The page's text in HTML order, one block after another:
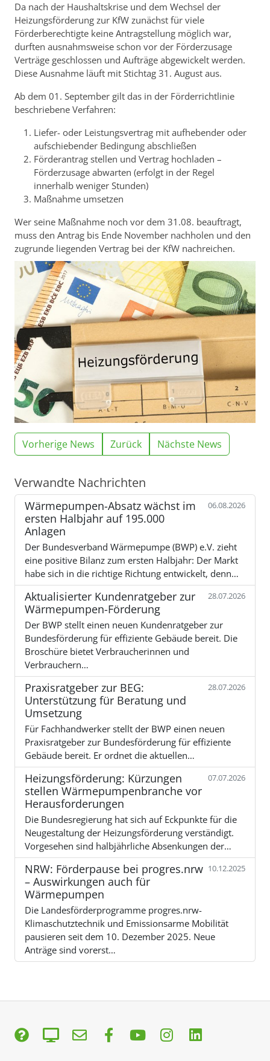
Da nach der Haushaltskrise und dem Wechsel der
Heizungsförderung zur KfW zunächst für viele
Förderberechtigte keine Antragstellung möglich war,
durften ausnahmsweise schon vor der Förderzusage
Verträge geschlossen und Aufträge abgewickelt werden.
Diese Ausnahme läuft mit Stichtag 31. August aus.
Ab dem 01. September gilt das in der Förderrichtlinie
beschriebene Verfahren:
Liefer- oder Leistungsvertrag mit aufhebender oder
aufschiebender Bedingung abschließen
Förderantrag stellen und Vertrag hochladen –
Förderzusage abwarten (erfolgt in der Regel
innerhalb weniger Stunden)
Maßnahme umsetzen
Wer seine Maßnahme noch vor dem 31.08. beauftragt,
muss den Antrag bis Ende November nachholen und den
zugrunde liegenden Vertrag bei der KfW nachreichen.
Vorherige News Zurück Nächste News
Verwandte Nachrichten
Wärmepumpen-Absatz wächst im
ersten Halbjahr auf 195.000
Anlagen
06.08.2026
Der Bundesverband Wärmepumpe (BWP) e.V. zieht
eine positive Bilanz zum ersten Halbjahr: Der Markt
habe sich in die richtige Richtung entwickelt, denn…
Aktualisierter Kundenratgeber zur
Wärmepumpen-Förderung
28.07.2026
Der BWP stellt einen neuen Kundenratgeber zur
Bundesförderung für effiziente Gebäude bereit. Die
Broschüre bietet Verbraucherinnen und
Verbrauchern…
Praxisratgeber zur BEG:
Unterstützung für Beratung und
Umsetzung
28.07.2026
Für Fachhandwerker stellt der BWP einen neuen
Praxisratgeber zur Bundesförderung für effiziente
Gebäude bereit. Er ordnet die aktuellen…
Heizungsförderung: Kürzungen
stellen Wärmepumpenbranche vor
Herausforderungen
07.07.2026
Die Bundesregierung hat sich auf Eckpunkte für die
Neugestaltung der Heizungsförderung verständigt.
Vorgesehen sind halbjährliche Absenkungen der…
NRW: Förderpause bei progres.nrw
– Auswirkungen auch für
Wärmepumpen
10.12.2025
Die Landesförderprogramme progres.nrw-
Klimaschutztechnik und Emissionsarme Mobilität
pausieren seit dem 10. Dezember 2025. Neue
Anträge sind vorerst…